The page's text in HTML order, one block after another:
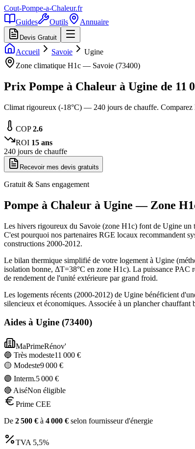
Cout-Pompe-a-Chaleur.fr
Guides
Outils Annuaire
Devis Gratuit
Accueil Savoie
Ugine
Zone climatique H1c — Savoie (73400)
Prix Pompe à Chaleur à Ugine de 11
Climat rigoureux (-18°C) — 240 jours de chauffe. Comparez
COP2.6
ROI 15 ans
240 jours de chauffe
Recevoir mes devis gratuits
Gratuit & Sans engagement
Pompe à Chaleur à Ugine — Zone
Les hivers rigoureux du Savoie (zone H1c) font de Ugine un
C'est pourquoi nos partenaires RGE locaux recommandent
constructions 2000-2012.
Le bilan thermique simplifié de votre logement à Ugine
isolation bonne, ΔT=38°C en zone H1c). La puissance PAC
de rendement de l'unité extérieure par grand froid.
Les logements récents (2000-2012) de Ugine bénéficient
silencieux et économiques. Associée à un plancher
Aides à Ugine (73400)
MaPrimeRénov'
🔵 Très modeste11 000 €
🟡 Modeste9 000 €
🟣 Interm.5 000 €
🔴 AiséNon éligible
Prime CEE
De 2 500 € à 4 000 € selon fournisseur d'énergie
TVA 5,5%